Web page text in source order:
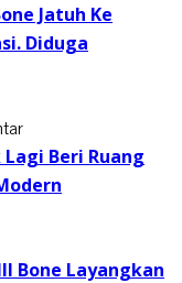
Jatuh Ke
Diduga
Beri Ruang
Bone Layangkan